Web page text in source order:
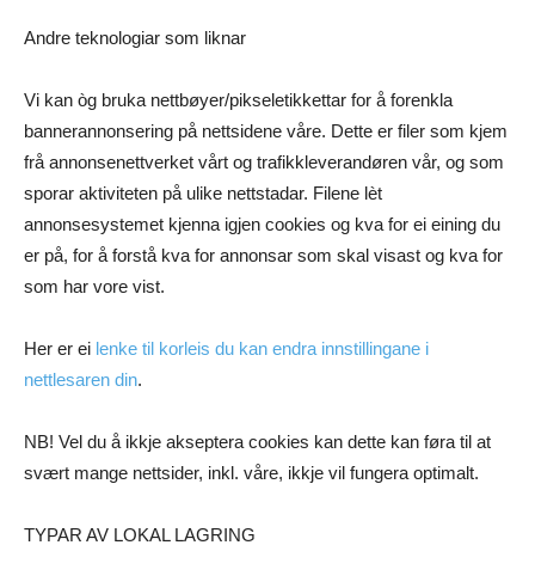
Andre teknologiar som liknar
Vi kan òg bruka nettbøyer/pikseletikkettar for å forenkla
bannerannonsering på nettsidene våre. Dette er filer som kjem
frå annonsenettverket vårt og trafikkleverandøren vår, og som
sporar aktiviteten på ulike nettstadar. Filene lèt
annonsesystemet kjenna igjen cookies og kva for ei eining du
er på, for å forstå kva for annonsar som skal visast og kva for
som har vore vist.
Her er ei lenke til korleis du kan endra innstillingane i
nettlesaren din.
NB! Vel du å ikkje akseptera cookies kan dette kan føra til at
svært mange nettsider, inkl. våre, ikkje vil fungera optimalt.
TYPAR AV LOKAL LAGRING